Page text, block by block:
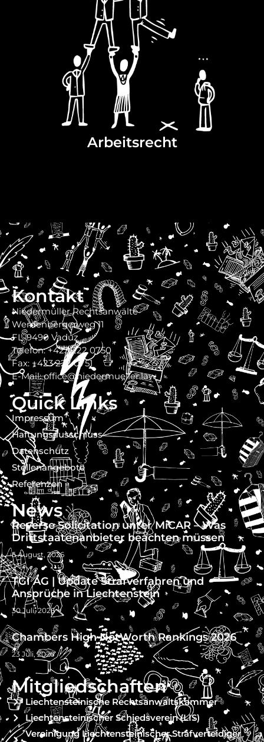
Arbeitsrecht
Kontakt
Niedermüller Rechtsanwälte
Werdenbergerweg 11
FL-9490 Vaduz
Telefon: +423 222 0750
Fax: +423 222 0751
E-Mail: office@niedermueller.law
Quick Links
Impressum
Haftungsausschluss
Datenschutz
Stellenangebote
Referenzen
News
Reverse Solicitation unter MiCAR – Was
Drittstaatenanbieter beachten müssen
5 August, 2026
TGI AG | Update Strafverfahren und
Ansprüche in Liechtenstein
30 Juli, 2026
Chambers High NetWorth Rankings 2026
23 Juli, 2026
Mitgliedschaften
Liechtensteinische Rechtsanwaltskammer
Liechtensteinischer Schiedsverein (LIS)
Vereinigung Liechtensteinischer Strafverteidiger